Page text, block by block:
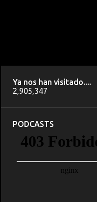
Ya nos han visitado....
2,905,347
PODCASTS